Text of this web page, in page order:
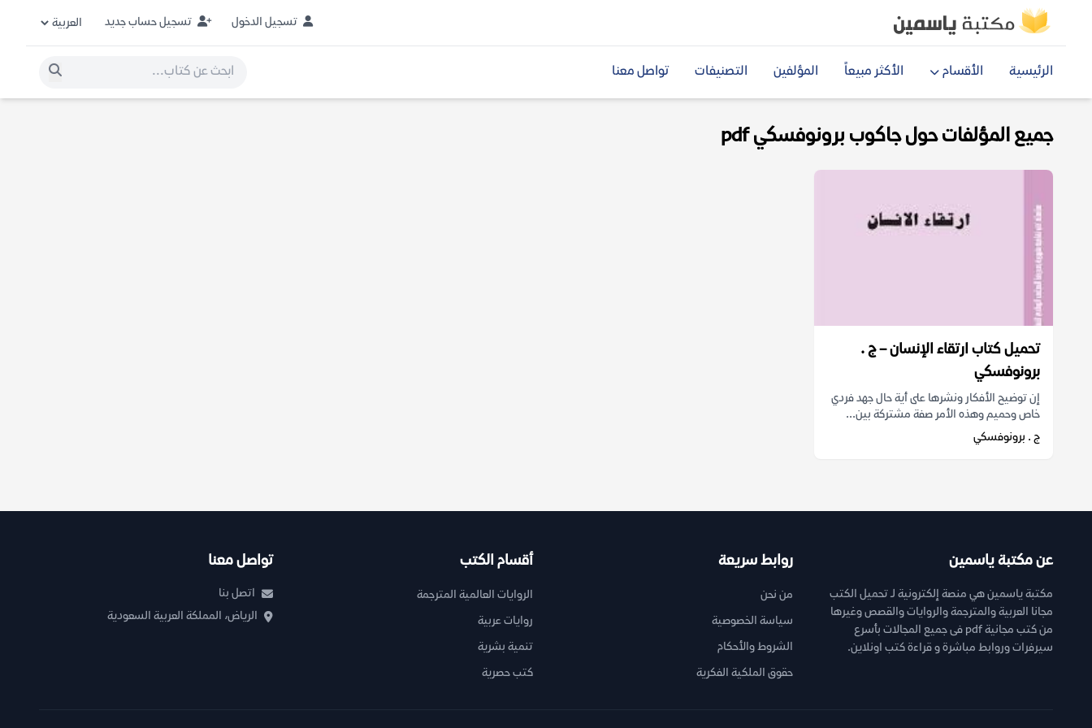
تسجيل الدخول تسجيل حساب جديد
الرئيسية الأقسام الأكثر مبيعاً المؤلفين التصنيفات تواصل معنا
جميع المؤلفات حول جاكوب برونوفسكي pdf
تحميل كتاب ارتقاء الإنسان – ج .
برونوفسكي
إن توضيح الأفكار ونشرها على أية حال جهد فردي
خاص وحميم وهذه الأمر صفة مشتركة بين...
ج . برونوفسكي
عن مكتبة ياسمين
مكتبة ياسمين هي منصة إلكترونية لـ تحميل الكتب
مجانا العربية والمترجمة والروايات والقصص وغيرها
من كتب مجانية pdf فى جميع المجالات بأسرع
سيرفرات وروابط مباشرة و قراءة كتب اونلاين.
روابط سريعة
من نحن
سياسة الخصوصية
الشروط والأحكام
حقوق الملكية الفكرية
أقسام الكتب
الروايات العالمية المترجمة
روايات عربية
تنمية بشرية
كتب حصرية
تواصل معنا
اتصل بنا
الرياض، المملكة العربية السعودية